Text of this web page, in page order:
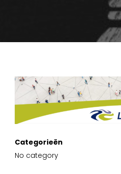
Categorieën
No category